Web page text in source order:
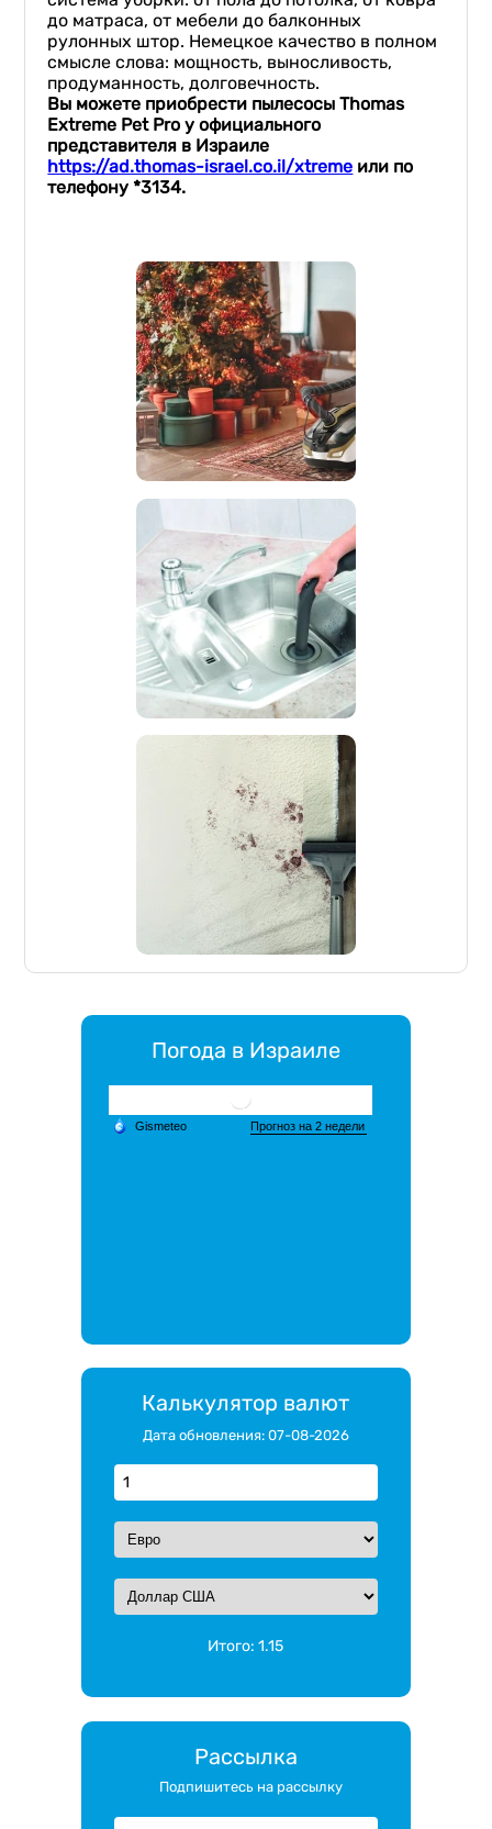
до матраса, от мебели до балконных
рулонных штор. Немецкое качество в полном
смысле слова: мощность, выносливость,
продуманность, долговечность.
Вы можете приобрести пылесосы Thomas
Extreme Pet Proу официального
представителя в Израиле
https://ad.thomas-israel.co.il/xtreme или по
телефону *3134.
Погода в Израиле
Калькулятор валют
Дата обновления: 07-08-2026
Итого:1.15
Рассылка
Подпишитесь на рассылку